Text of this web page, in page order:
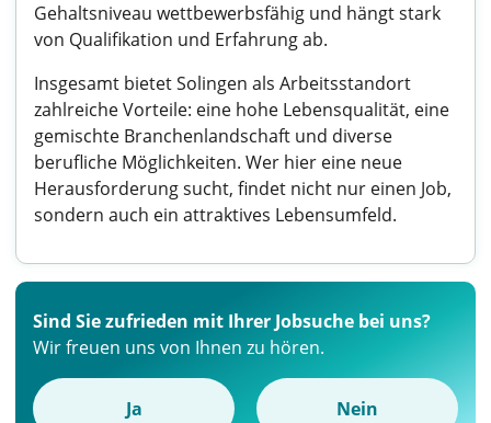
Gehaltsniveau wettbewerbsfähig und hängt stark
von Qualifikation und Erfahrung ab.
Insgesamt bietet Solingen als Arbeitsstandort
zahlreiche Vorteile: eine hohe Lebensqualität, eine
gemischte Branchenlandschaft und diverse
berufliche Möglichkeiten. Wer hier eine neue
Herausforderung sucht, findet nicht nur einen Job,
sondern auch ein attraktives Lebensumfeld.
Sind Sie zufrieden mit Ihrer Jobsuche bei uns?
Wir freuen uns von Ihnen zu hören.
Ja Nein